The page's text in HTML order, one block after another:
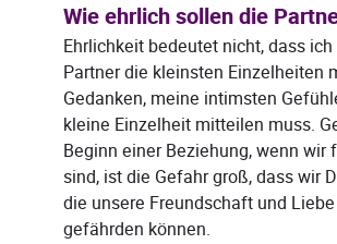
Wie ehrlich sollen die
Ehrlichkeit bedeutet nicht, dass
Partner die kleinsten Einzelheiten
Gedanken, meine intimsten
kleine Einzelheit mitteilen muss.
Beginn einer Beziehung, wenn wir
sind, ist die Gefahr groß, dass wir
die unsere Freundschaft und
gefährden können.